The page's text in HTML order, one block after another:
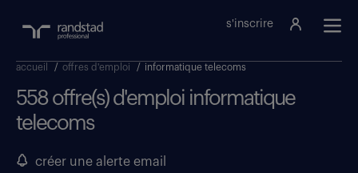
s'inscrire
accueil / offres d'emploi / informatique telecoms
558 offre(s) d'emploi informatique
telecoms
créer une alerte email